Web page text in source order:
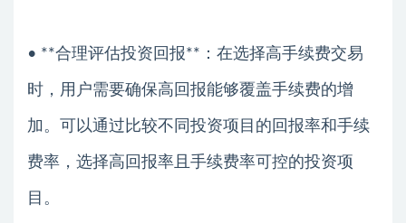
• **合理评估投资回报**：在选择高手续费交易
时，用户需要确保高回报能够覆盖手续费的增
加。可以通过比较不同投资项目的回报率和手续
费率，选择高回报率且手续费率可控的投资项
目。